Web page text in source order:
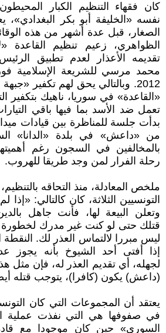
كان فقهاء التنظيم الكبار
نفسه «الخليفة أبو بكر البغدادي»،
الصغار، قبل عدة أشهر من هذه
الظواهري، زعيم تنظيم القاعدة
تقديمه الأعذار لعدم تطبيق
محمد مرسي للشريعة الإسلامية
2012. وبالتالي يحق لهم تكفير
«القاعدة» في سوريا، ناهيك بتكفير
تعمل ضد الأسد بما فيها باقي
بدأت جلسة للمناظرة بين قيادات
من «داعش» في بلدة «الدانا»
بالمخالفين في السجون رغم
رحلة الفرار لمن وجد طريقا للهروب.
ملخص المعادلة، منذ التحاقه
التونسيين الثلاثة، كان كالتالي:
وتعلن البيعة لها، فأنت جاهل
قتلك حتى لو كنت غير مدرك
ليس مبررا لالتماس العذر لك. النقطة
إذا أفتى أحد الشيوخ بأنه يجوز
لجهله، أي تقديم العذر له، فإن مثل
(داعش) يكون (كافرا)، يتوجب قتله
يعتقد أن المجموعات التي كان
في صفوفها هي التي نفذت عملية
السوري» حين كان موجودا مع قادة